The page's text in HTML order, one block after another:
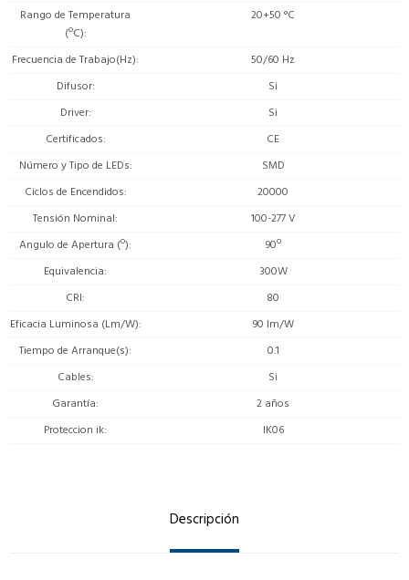
Rango de Temperatura
(ºC)
20+50 °C
Frecuencia de Trabajo(Hz)
50/60 Hz
Difusor
Si
Driver
Si
Certificados
CE
Número y Tipo de LEDs
SMD
Ciclos de Encendidos
20000
Tensión Nominal
100-277 V
Angulo de Apertura (º)
90º
Equivalencia
300W
CRI
80
Eficacia Luminosa (Lm/W)
90 lm/W
Tiempo de Arranque(s)
0.1
Cables
Si
Garantía
2 años
Proteccion ik
IK06
Descripción